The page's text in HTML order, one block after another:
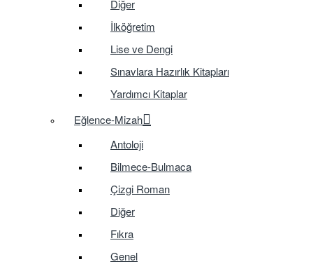
Diğer
İlköğretim
Lise ve Dengi
Sınavlara Hazırlık Kitapları
Yardımcı Kitaplar
Eğlence-Mizah
Antoloji
Bilmece-Bulmaca
Çizgi Roman
Diğer
Fıkra
Genel